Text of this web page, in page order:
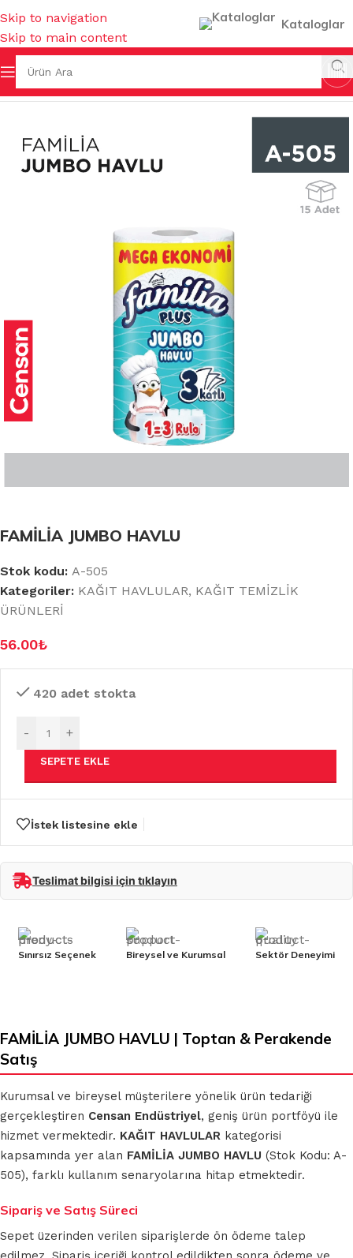
Skip to navigation
Skip to main content
Kataloglar
Ana Sayfa KAĞIT HAVLULAR
FAMİLİA JUMBO HAVLU
Stok kodu: A-505
Kategoriler: KAĞIT HAVLULAR, KAĞIT TEMİZLİK
ÜRÜNLERİ
56.00₺
420 adet stokta
- +
SEPETE EKLE
İstek listesine ekle
Teslimat bilgisi için tıklayın
Sınırsız Seçenek Bireysel ve Kurumsal Sektör Deneyimi
FAMİLİA JUMBO HAVLU | Toptan & Perakende
Satış
Kurumsal ve bireysel müşterilere yönelik ürün tedariği
gerçekleştiren Censan Endüstriyel, geniş ürün portföyü ile
hizmet vermektedir. KAĞIT HAVLULAR kategorisi
kapsamında yer alan FAMİLİA JUMBO HAVLU (Stok Kodu: A-
505), farklı kullanım senaryolarına hitap etmektedir.
Sipariş ve Satış Süreci
Sepet üzerinden verilen siparişlerde ön ödeme talep